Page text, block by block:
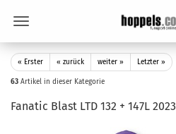
« Erster « zurück weiter » Letzter »
63 Artikel in dieser Kategorie
Fanatic Blast LTD 132 + 147L 2023